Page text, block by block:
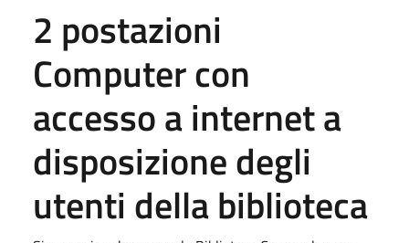
2 postazioni
Computer con
accesso a internet a
disposizione degli
utenti della biblioteca